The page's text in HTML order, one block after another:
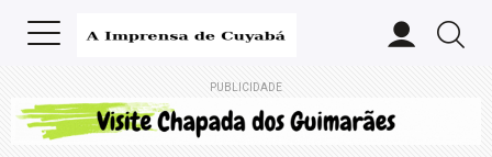
PUBLICIDADE